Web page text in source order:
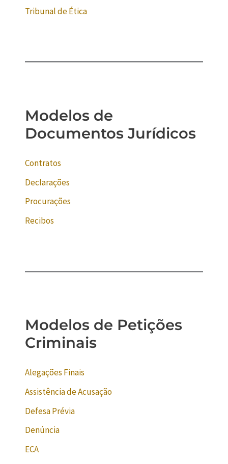
Tribunal de Ética
Modelos de
Documentos Jurídicos
Contratos
Declarações
Procurações
Recibos
Modelos de Petições
Criminais
Alegações Finais
Assistência de Acusação
Defesa Prévia
Denúncia
ECA